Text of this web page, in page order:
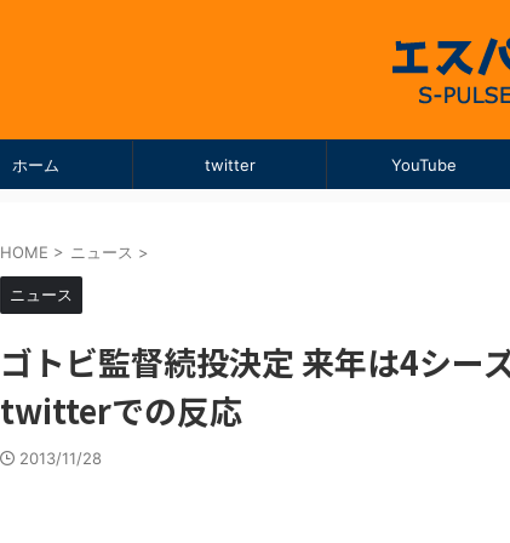
ホーム twitter YouTube
HOME > ニュース >
ニュース
ゴトビ監督続投決定 来年は4シー
twitterでの反応
2013/11/28